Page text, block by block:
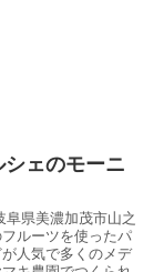
ェのモーニ
阜県美濃加茂市山之
ルーツを使ったパ
人気で多くのメデ